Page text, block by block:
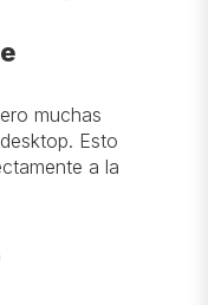
muchas
Esto
a la